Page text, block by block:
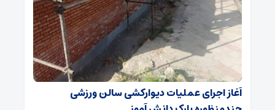
آغاز اجرای عملیات دیوارکشی سالن ورزشی